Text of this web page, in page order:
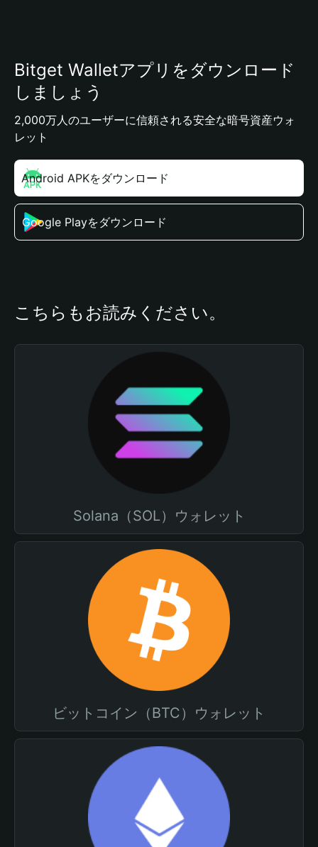
Bitget Walletアプリをダウンロード
しましょう
2,000万人のユーザーに信頼される安全な暗号資産ウォ
レット
Android APKをダウンロード
Google Playをダウンロード
こちらもお読みください。
Solana（SOL）ウォレット
ビットコイン（BTC）ウォレット